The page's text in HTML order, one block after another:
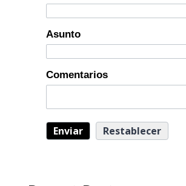
Asunto
Comentarios